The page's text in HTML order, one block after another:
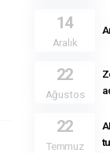
14
Aralık
22
Ağustos
22
Temmuz